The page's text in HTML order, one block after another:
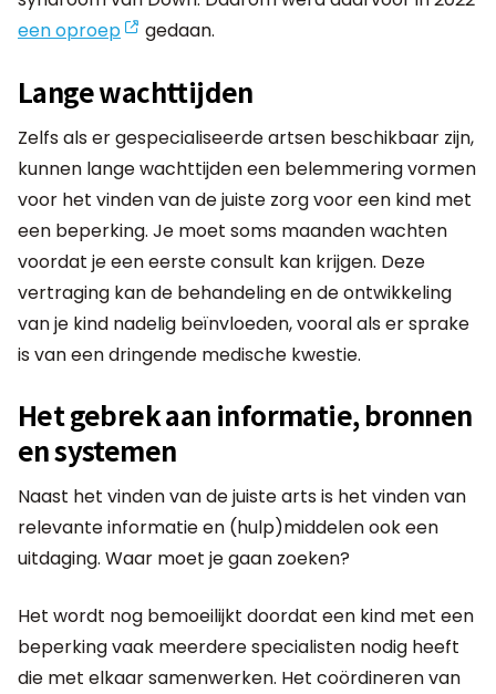
een oproep
gedaan.
Lange wachttijden
Zelfs als er gespecialiseerde artsen beschikbaar zijn,
kunnen lange wachttijden een belemmering vormen
voor het vinden van de juiste zorg voor een kind met
een beperking. Je moet soms maanden wachten
voordat je een eerste consult kan krijgen. Deze
vertraging kan de behandeling en de ontwikkeling
van je kind nadelig beïnvloeden, vooral als er sprake
is van een dringende medische kwestie.
Het gebrek aan informatie, bronnen
en systemen
Naast het vinden van de juiste arts is het vinden van
relevante informatie en (hulp)middelen ook een
uitdaging. Waar moet je gaan zoeken?
Het wordt nog bemoeilijkt doordat een kind met een
beperking vaak meerdere specialisten nodig heeft
die met elkaar samenwerken. Het coördineren van